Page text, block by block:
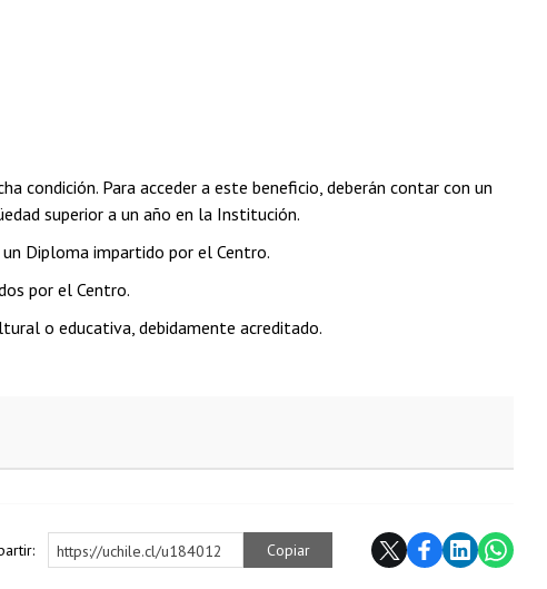
condición. Para acceder a este beneficio, deberán contar con un
superior a un año en la Institución.
Diploma impartido por el Centro.
por el Centro.
o educativa, debidamente acreditado.
https://uchile.cl/u184012 Copiar